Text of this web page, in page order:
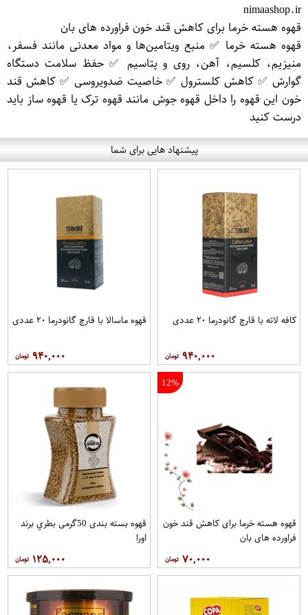
nimaashop.ir
قهوه هسته خرما برای کاهش قند خون فراورده های بان
قهوه هسته خرما ✅ منبع ویتامین‌ها و مواد معدنی مانند فسفر،
منیزیم، کلسیم، آهن، روی و پتاسیم ✅ حفظ سلامت دستگاه
گوارش ✅ کاهش کلسترول ✅ خاصیت ضدویروسی ✅ کاهش قند
خون این قهوه را داخل قهوه جوش مانند قهوه ترک یا قهوه ساز باید
درست کنید
پیشنهاد هایی برای شما
کافه لاته با قارچ گانودرما ۲۰ عددی
۹۴۰,۰۰۰
قهوه ماسالا با قارچ گانودرما ۲۰ عددی
۹۴۰,۰۰۰
12%
قهوه هسته خرما برای کاهش قند خون
فراورده های بان
۷۰,۰۰۰
قهوه بسته بندی 50گرمی بطري برند
اورا
۱۲۵,۰۰۰